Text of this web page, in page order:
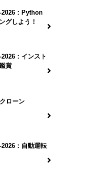
：Python
グしよう！
：インスト
賞
ローン
：自動運転